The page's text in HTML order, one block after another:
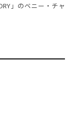
」のベニー・チャ